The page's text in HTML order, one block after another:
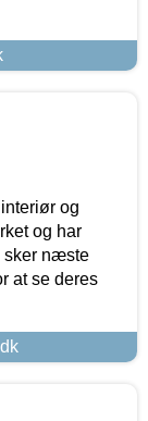
og
og har
sker næste
at se deres